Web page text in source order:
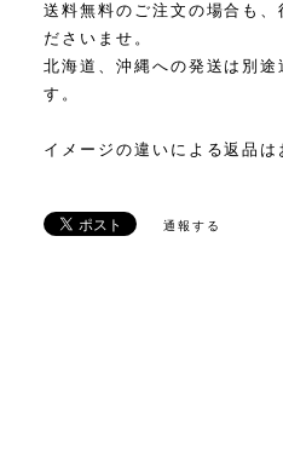
送料無料のご注文の場合も
ださいませ。
北海道、沖縄への発送は別
す。
イメージの違いによる返品
通報する